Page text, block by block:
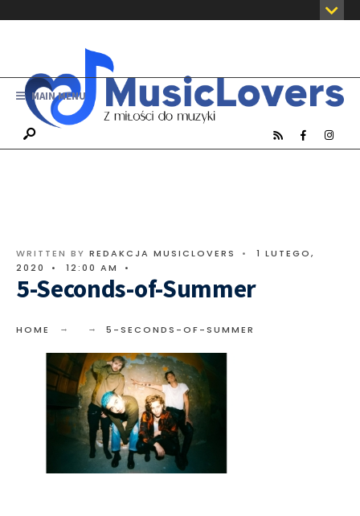
MAIN MENU
WRITTEN BY REDAKCJA MUSICLOVERS •
1 LUTEGO,
2020
• 12:00 AM •
5-Seconds-of-Summer
HOME 5-SECONDS-OF-SUMMER